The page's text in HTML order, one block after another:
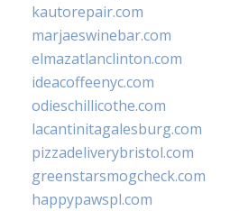
kautorepair.com
marjaeswinebar.com
elmazatlanclinton.com
ideacoffeenyc.com
odieschillicothe.com
lacantinitagalesburg.com
pizzadeliverybristol.com
greenstarsmogcheck.com
happypawspl.com